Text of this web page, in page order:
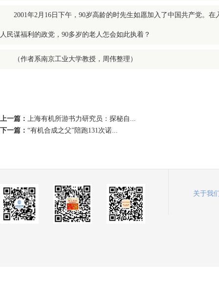
2001年2月16日下午，90岁高龄的时先生如愿加入了中国 共产党。在
人民谋福利的政党，90多岁的老人怎会如此执着？
（作者系南京工业大学教授，周伟整理）
上一篇： 上海有机所游书力研究员：探秘自...
下一篇： “有机合成之父”陪跑131次诺...
关于我